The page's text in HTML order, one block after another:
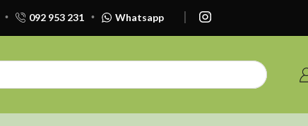
092 953 231 Whatsapp